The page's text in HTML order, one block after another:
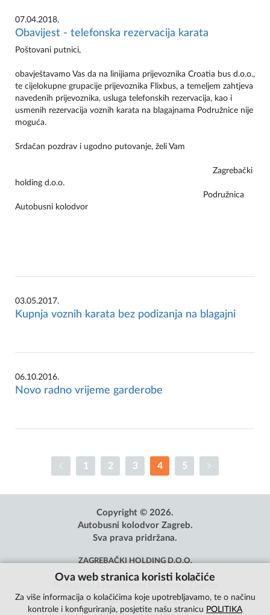
07.04.2018.
Obavijest - telefonska rezervacija karata
Poštovani putnici,
obavještavamo Vas da na linijiama prijevoznika Croatia bus d.o.o.,
te cijelokupne grupacije prijevoznika Flixbus, a temeljem zahtjeva
navedenih prijevoznika, usluga telefonskih rezervacija, kao i
usmenih rezervacija voznih karata na blagajnama Podružnice nije
moguća.
Srdačan pozdrav i ugodno putovanje, želi Vam
Zagrebački
holding d.o.o.
Podružnica
Autobusni kolodvor
03.05.2017.
Kupnja voznih karata bez podizanja na blagajni
06.10.2016.
Novo radno vrijeme garderobe
1 2 3 4 5
Copyright © 2026.
Autobusni kolodvor Zagreb.
Sva prava pridržana.
ZAGREBAČKI HOLDING D.O.O.
Avenija Marina Držića 4, Zagreb
Ova web stranica koristi kolačiće
Za više informacija o kolačićima koje upotrebljavamo, te o načinu
kontrole i konfiguriranja, posjetite našu stranicu POLITIKA